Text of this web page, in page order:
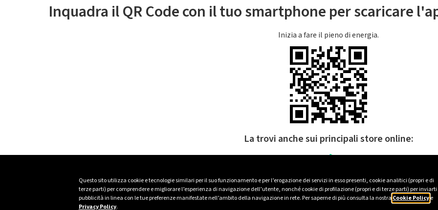
Questo sito utilizza cookie e tecnologie similari per il suo funzionamento e per l’erogazione dei servizi in esso presenti, cookie analitici (propri e di
terze parti) per comprendere e migliorare l’esperienza di navigazione dell’utente, nonché cookie di profilazione (propri e di terze parti) per inviarti
pubblicità in linea con le tue preferenze manifestate nell’ambito della navigazione in rete. Per saperne di più consulta la nostra Cookie Policye
Privacy Policy.
Inquadra il QR Code con il tuo smartphone per scaricare
Inizia a fare il pieno di energia.
La trovi anche sui principali store online: